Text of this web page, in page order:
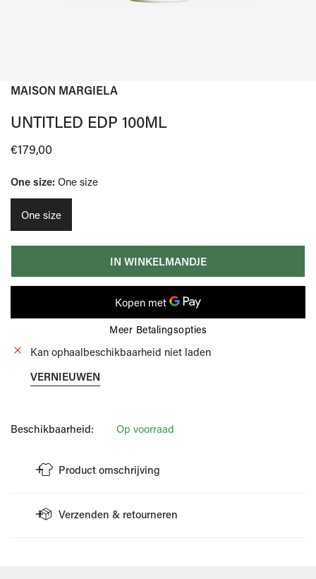
OPEN MEDIA IN GALERIJWEERGAVE
MAISON MARGIELA
UNTITLED EDP 100ML
Normale
€179,00
One size: One size
One size
IN WINKELMANDJE
Meer Betalingsopties
Kan ophaalbeschikbaarheid niet laden
VERNIEUWEN
Beschikbaarheid: Op voorraad
Product omschrijving
Maison Margiela Untitled EDT 100ml is een uniseks geur uit de
Verzenden & retourneren